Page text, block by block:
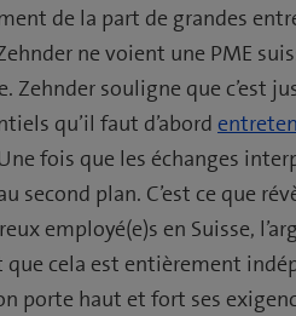
de la part de grandes
ne voient une PME
Zehnder souligne que c’est
qu’il faut d’abord
fois que les échanges
second plan. C’est ce que
employé(e)s en Suisse,
cela est entièrement
porte haut et fort ses